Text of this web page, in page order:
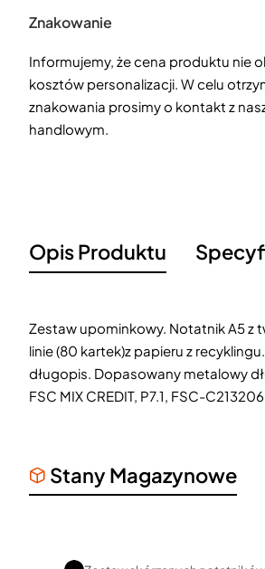
Znakowanie
Informujemy, że cena produktu nie
kosztów personalizacji. W celu
znakowania prosimy o kontakt z
handlowym.
Opis Produktu
Zestaw upominkowy. Notatnik A5 z
linie (80 kartek)z papieru z
długopis. Dopasowany metalowy
FSC MIX CREDIT, P7.1, FSC-C213206
Stany Magazynowe